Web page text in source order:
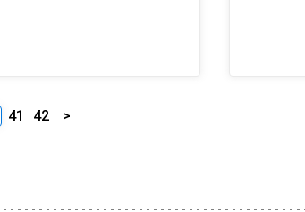
41 42 >